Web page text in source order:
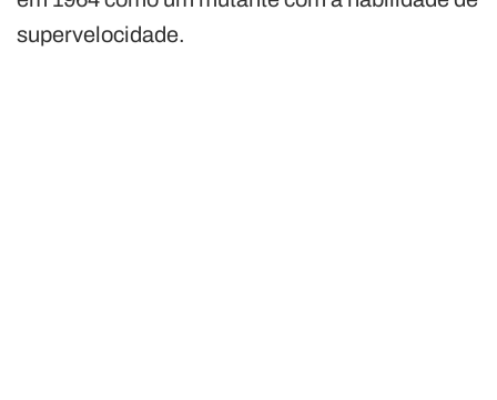
supervelocidade.